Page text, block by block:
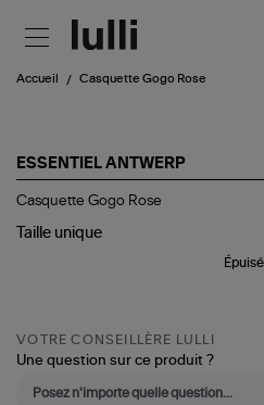
Accueil Casquette Gogo Rose
ESSENTIEL ANTWERP
Casquette
Rose
Casquette Gogo Rose
Taille unique
Épuisé
VOTRE CONSEILLÈRE LULLI
Une question sur ce produit ?